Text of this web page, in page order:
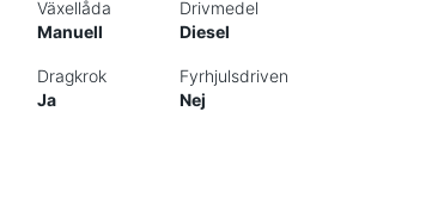
Växellåda
Manuell
Drivmedel
Diesel
Dragkrok
Ja
Fyrhjulsdriven
Nej